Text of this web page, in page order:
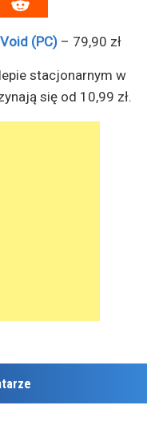
(PC) – 79,90 zł
stacjonarnym w
się od 10,99 zł.